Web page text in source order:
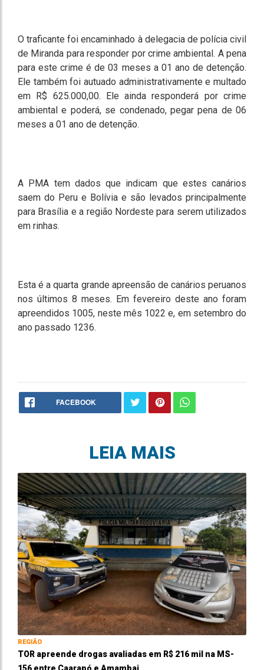
O traficante foi encaminhado à delegacia de polícia civil
de Miranda para responder por crime ambiental. A pena
para este crime é de 03 meses a 01 ano de detenção.
Ele também foi autuado administrativamente e multado
em R$ 625.000,00. Ele ainda responderá por crime
ambiental e poderá, se condenado, pegar pena de 06
meses a 01 ano de detenção.
A PMA tem dados que indicam que estes canários
saem do Peru e Bolívia e são levados principalmente
para Brasília e a região Nordeste para serem utilizados
em rinhas.
Esta é a quarta grande apreensão de canários peruanos
nos últimos 8 meses. Em fevereiro deste ano foram
apreendidos 1005, neste mês 1022 e, em setembro do
ano passado 1236.
FACEBOOK
LEIA MAIS
REGIÃO
TOR apreende drogas avaliadas em R$ 216 mil na MS-